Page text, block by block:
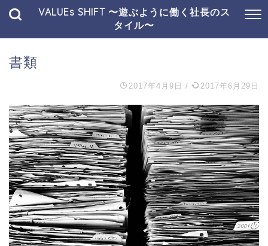
VALUEs SHIFT 〜遊ぶように働く社長のス
タイル〜
書類
2017年4月9日 / 2017年6月29日